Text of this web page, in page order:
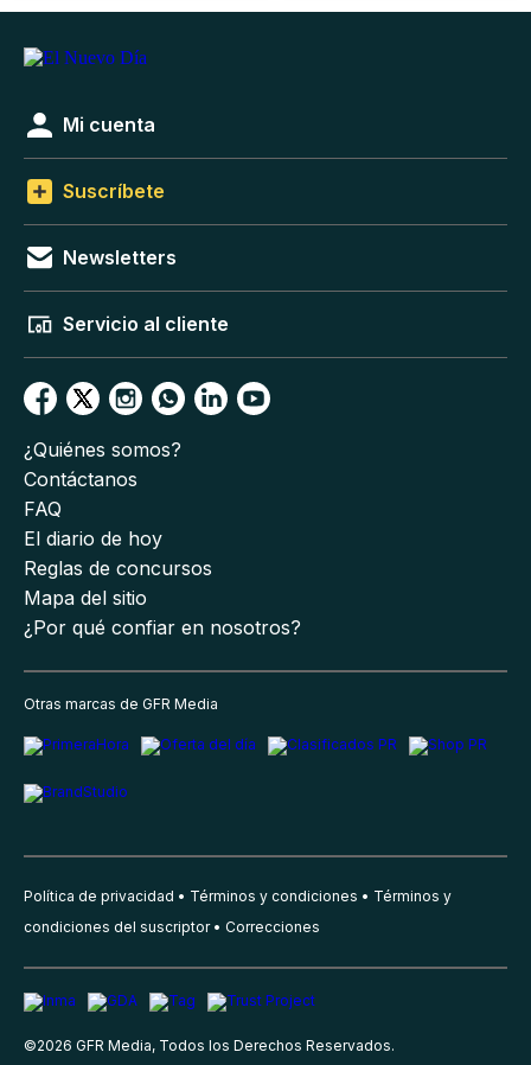
Mi cuenta
Suscríbete
Newsletters
Servicio al cliente
¿Quiénes somos?
Contáctanos
FAQ
El diario de hoy
Reglas de concursos
Mapa del sitio
¿Por qué confiar en nosotros?
Otras marcas de GFR Media
Política de privacidad Términos y condiciones
Términos y
condiciones del suscriptor
Correcciones
©2026 GFR Media, Todos los Derechos Reservados.